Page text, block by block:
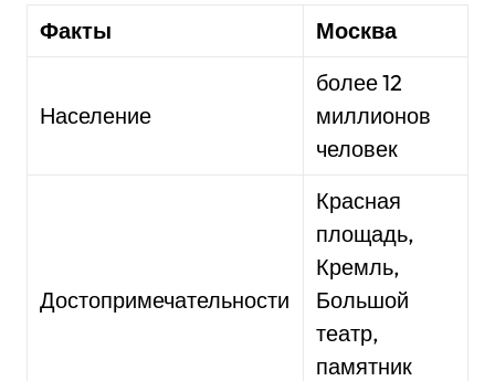
Факты Москва
Население
более 12
миллионов
человек
Достопримечательности
Красная
площадь,
Кремль,
Большой
театр,
памятник